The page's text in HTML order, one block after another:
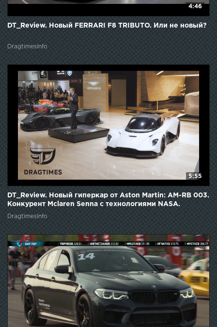
4:46
DT_Review. Новый FERRARI F8 TRIBUTO. Или не новый?
DragtimesInfo
5:55
DT_Review. Новый гиперкар от Aston Martin: AM-RB 003.
Конкурент Mclaren Senna с технологиями NASA.
DragtimesInfo